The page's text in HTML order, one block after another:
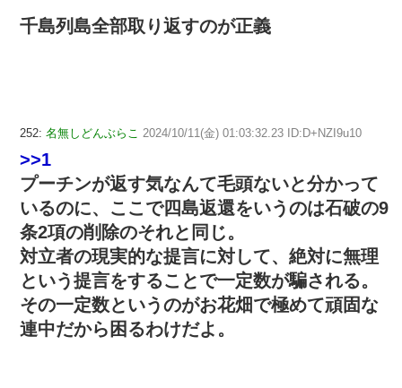
千島列島全部取り返すのが正義
252: 名無しどんぶらこ 2024/10/11(金) 01:03:32.23 ID:D+NZI9u10
>>1
プーチンが返す気なんて毛頭ないと分かって
いるのに、ここで四島返還をいうのは石破の9
条2項の削除のそれと同じ。
対立者の現実的な提言に対して、絶対に無理
という提言をすることで一定数が騙される。
その一定数というのがお花畑で極めて頑固な
連中だから困るわけだよ。